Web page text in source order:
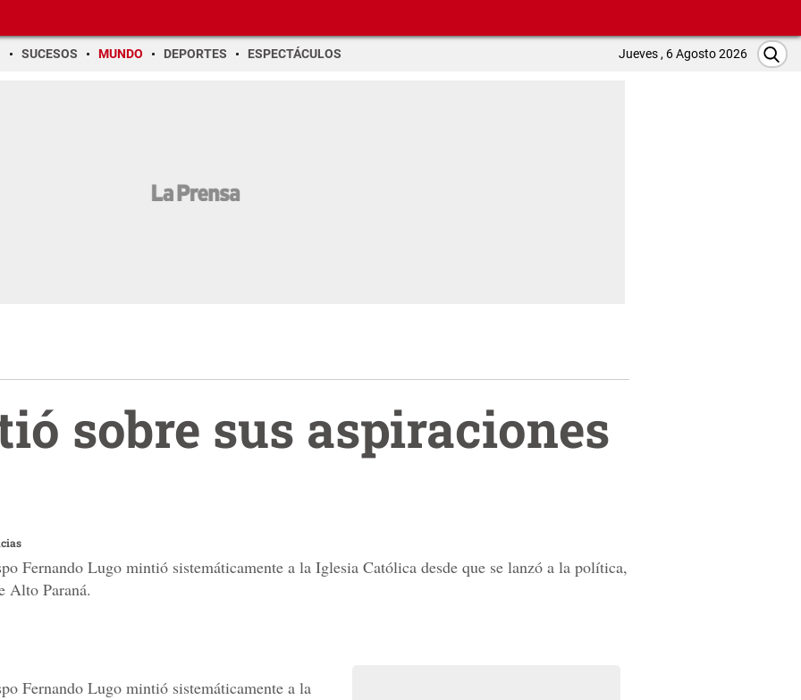
SUCESOS MUNDO DEPORTES ESPECTÁCULOS Jueves , 6 Agosto 2026
sobre sus aspiraciones
Fernando Lugo mintió sistemáticamente a la Iglesia Católica desde que se lanzó a la política,
Alto Paraná.
Fernando Lugo mintió sistemáticamente a la